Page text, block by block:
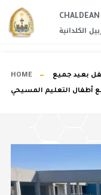
CHALDEAN
الكلدانية
HOME بعيد جميع
أطفال التعليم المسيحي